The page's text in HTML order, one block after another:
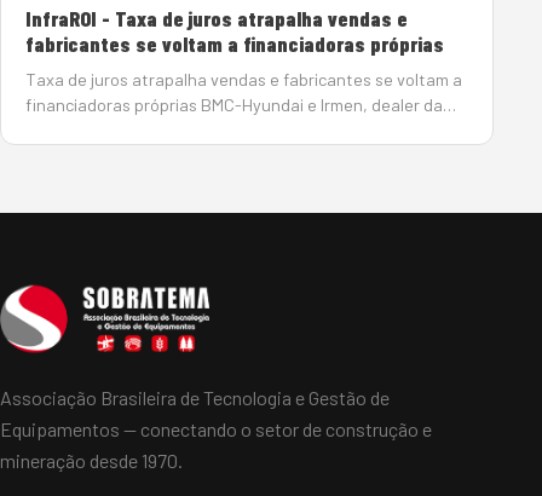
InfraROI - Taxa de juros atrapalha vendas e
fabricantes se voltam a financiadoras próprias
Taxa de juros atrapalha vendas e fabricantes se voltam a
financiadoras próprias BMC-Hyundai e Irmen, dealer da
Associação Brasileira de Tecnologia e Gestão de
Equipamentos — conectando o setor de construção e
mineração desde 1970.